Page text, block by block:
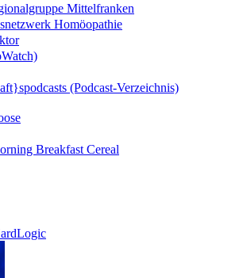
Mittelfranken
Homöopathie
(Podcast-Verzeichnis)
Breakfast Cereal